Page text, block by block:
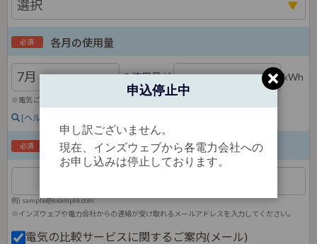
必須 各月の使用量
の使用量が kWh
※電気ご使用量のお知らせ(検針票)に記載されています。
[ヘルプ] 「使用量」の記載箇所を確認する
必須 メールアドレス
例) sample@example.com
※インズウェブや電力会社からの連絡が受け取れるメールアドレスを入力してください。
電気の比較サービスに関するご案内(メール)
申込停止中
申し訳ございません。
現在、インズウェブから各電力会社への
お申し込みは停止しております。